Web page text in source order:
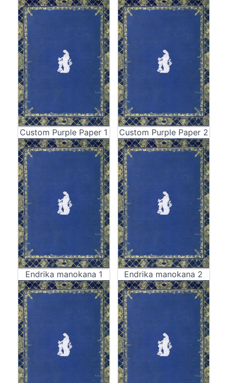
Custom Purple Paper 1 Custom Purple Paper 2
Endrika manokana 1 Endrika manokana 2